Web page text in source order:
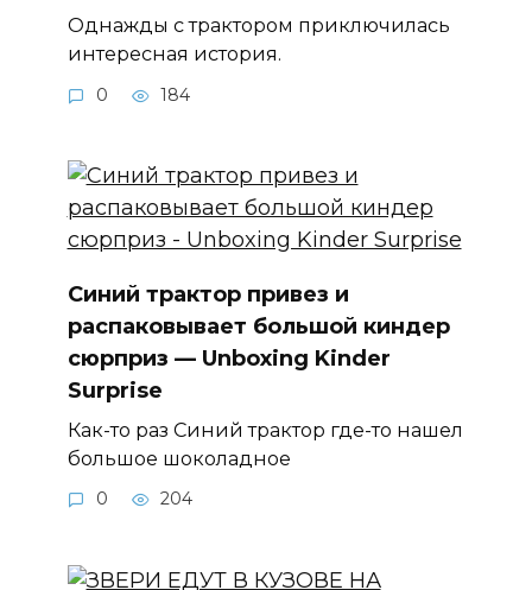
Однажды с трактором приключилась
интересная история.
0 184
Синий трактор привез и
распаковывает большой киндер
сюрприз — Unboxing Kinder
Surprise
Как-то раз Синий трактор где-то нашел
большое шоколадное
0 204